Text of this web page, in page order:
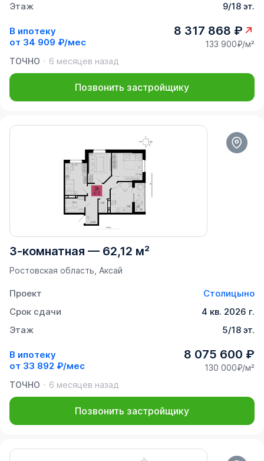
Этаж
9/18 эт.
В ипотеку
от 34 909 ₽/мес
8 317 868 ₽
133 900₽/м²
ТОЧНО
6 месяцев назад
Позвонить застройщику
3-комнатная — 62,12 м²
Ростовская область, Аксай
Проект
Столицыно
Срок сдачи
4 кв. 2026 г.
Этаж
5/18 эт.
В ипотеку
от 33 892 ₽/мес
8 075 600 ₽
130 000₽/м²
ТОЧНО
6 месяцев назад
Позвонить застройщику